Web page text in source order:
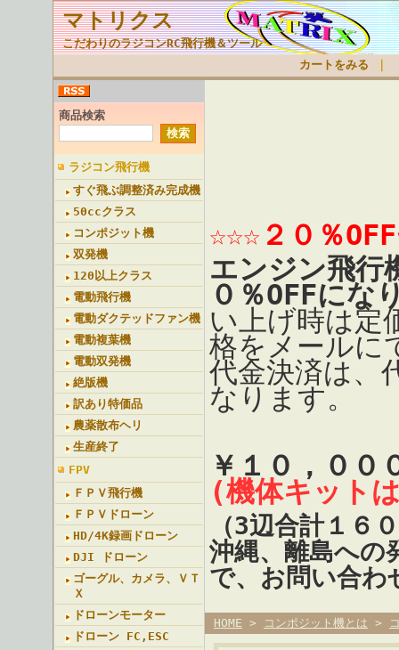
マトリクス
こだわりのラジコンRC飛行機＆ツール
カートをみる
商品検索
ラジコン飛行機
すぐ飛ぶ調整済み完成機
50ccクラス
コンポジット機
双発機
120以上クラス
電動飛行機
電動ダクテッドファン機
電動複葉機
電動双発機
絶版機
訳あり特価品
農薬散布ヘリ
生産終了
FPV
ＦＰＶ飛行機
ＦＰＶドローン
HD/4K録画ドローン
DJI ドローン
ゴーグル、カメラ、ＶＴ
Ｘ
ドローンモーター
ドローン FC,ESC
☆☆☆２０％
エンジン飛行
０％OFFにな
い上げ時は定
格をメールに
代金決済は、
なります。
￥１０，００
(機体キット
（3辺合計１６
沖縄、離島への
で、お問い合わ
HOME > コンポジット機とは >